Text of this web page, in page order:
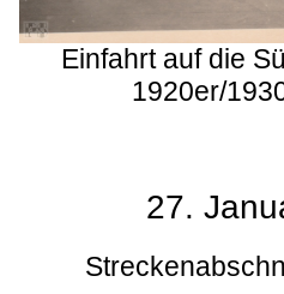
Einfahrt auf die
1920er/
27.